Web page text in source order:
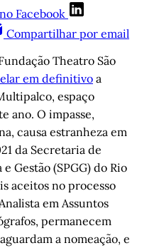
Facebook
Compartilhar por email
Theatro São
em definitivo a
espaço
ano. O impasse,
causa estranheza em
da Secretaria de
Gestão (SPGG) do Rio
aceitos no processo
em Assuntos
permanecem
a nomeação, e